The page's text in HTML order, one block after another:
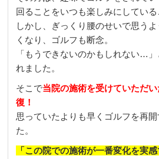
回ることをいつも楽しみにしている
しかし、ぎっくり腰のせいで思う
くなり、ゴルフも断念。
「もうできないのかもしれない…
れました。
そこで当院の施術を受けていただ
復！
思っていたよりも早くゴルフを再
た。
「この院での施術が一番変化を実感